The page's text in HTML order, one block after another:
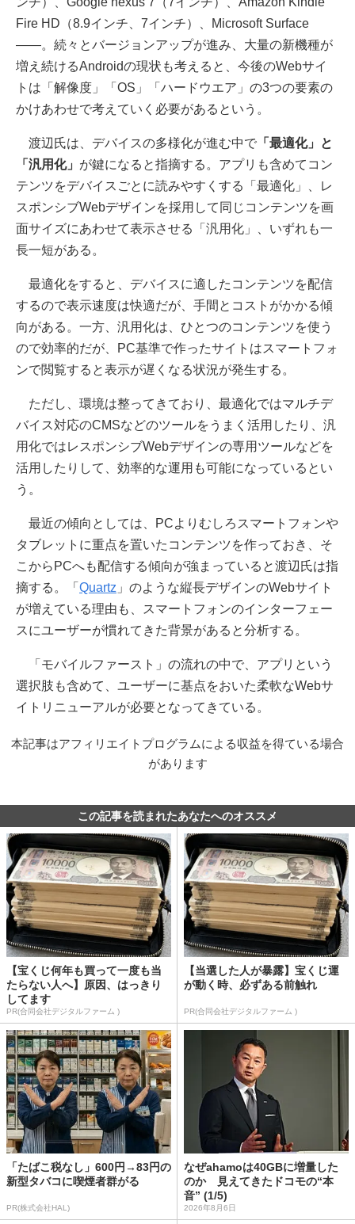
Fire HD（8.9インチ、7インチ）、Microsoft Surface
——。続々とバージョンアップが進み、大量の新機種が
増え続けるAndroidの現状も考えると、今後のWebサイ
トは「解像度」「OS」「ハードウエア」の3つの要素の
かけあわせで考えていく必要があるという。
渡辺氏は、デバイスの多様化が進む中で 「最適化」と
「汎用化」 が鍵になると指摘する。アプリも含めてコン
テンツをデバイスごとに読みやすくする「最適化」、レ
スポンシブWebデザインを採用して同じコンテンツを画
面サイズにあわせて表示させる「汎用化」、いずれも一
長一短がある。
最適化をすると、デバイスに適したコンテンツを配信
するので表示速度は快適だが、手間とコストがかかる傾
向がある。一方、汎用化は、ひとつのコンテンツを使う
ので効率的だが、PC基準で作ったサイトはスマートフォ
ンで閲覧すると表示が遅くなる状況が発生する。
ただし、環境は整ってきており、最適化ではマルチデ
バイス対応のCMSなどのツールをうまく活用したり、汎
用化ではレスポンシブWebデザインの専用ツールなどを
活用したりして、効率的な運用も可能になっているとい
う。
最近の傾向としては、PCよりむしろスマートフォンや
タブレットに重点を置いたコンテンツを作っておき、そ
こからPCへも配信する傾向が強まっていると渡辺氏は指
摘する。「 Quartz 」のような縦長デザインのWebサイト
が増えている理由も、スマートフォンのインターフェー
スにユーザーが慣れてきた背景があると分析する。
「モバイルファースト」の流れの中で、アプリという
選択肢も含めて、ユーザーに基点をおいた柔軟なWebサ
イトリニューアルが必要となってきている。
本記事はアフィリエイトプログラムによる収益を得ている場合
があります
この記事を読まれたあなたへのオススメ
【宝くじ何年も買って一度も当
たらない人へ】原因、はっきり
してます
PR(合同会社デジタルファーム )
【当選した人が暴露】宝くじ運
が動く時、必ずある前触れ
PR(合同会社デジタルファーム )
「たばこ税なし」600円→83円の
新型タバコに喫煙者群がる
PR(株式会社HAL)
なぜahamoは40GBに増量した
のか 見えてきたドコモの“本
音” (1/5)
2026年8月6日